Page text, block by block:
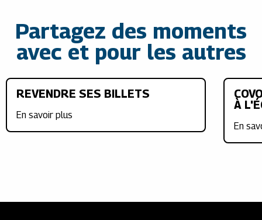
Partagez des moments
avec et pour les autres
REVENDRE SES BILLETS
En savoir plus
À
En